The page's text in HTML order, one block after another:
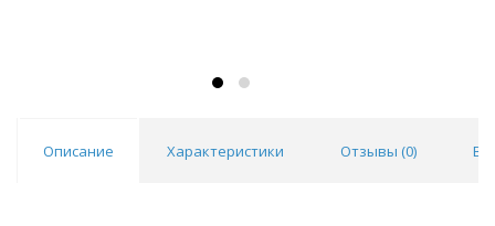
Описание Характеристики Отзывы (0)